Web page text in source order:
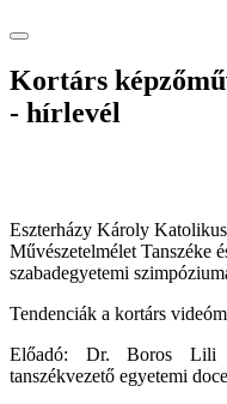
Kortárs
- hírlevél
Eszterházy Károly
Művészetelmélet Tanszéke
szabadegyetemi
Tendenciák a kortárs
Előadó: Dr. Boros Lili
tanszékvezető egyetemi